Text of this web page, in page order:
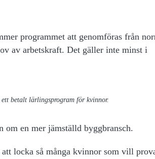
programmet att genomföras från
av arbetskraft. Det gäller inte minst i
betalt lärlingsprogram för kvinnor.
om en mer jämställd byggbransch.
locka så många kvinnor som vill